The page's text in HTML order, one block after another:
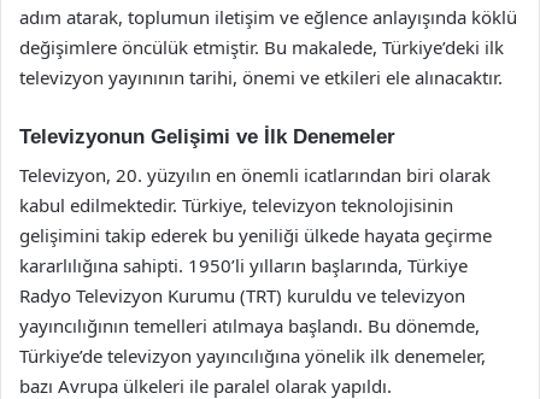
adım atarak, toplumun iletişim ve eğlence anlayışında köklü
değişimlere öncülük etmiştir. Bu makalede, Türkiye’deki ilk
televizyon yayınının tarihi, önemi ve etkileri ele alınacaktır.
Televizyonun Gelişimi ve İlk Denemeler
Televizyon, 20. yüzyılın en önemli icatlarından biri olarak
kabul edilmektedir. Türkiye, televizyon teknolojisinin
gelişimini takip ederek bu yeniliği ülkede hayata geçirme
kararlılığına sahipti. 1950’li yılların başlarında, Türkiye
Radyo Televizyon Kurumu (TRT) kuruldu ve televizyon
yayıncılığının temelleri atılmaya başlandı. Bu dönemde,
Türkiye’de televizyon yayıncılığına yönelik ilk denemeler,
bazı Avrupa ülkeleri ile paralel olarak yapıldı.